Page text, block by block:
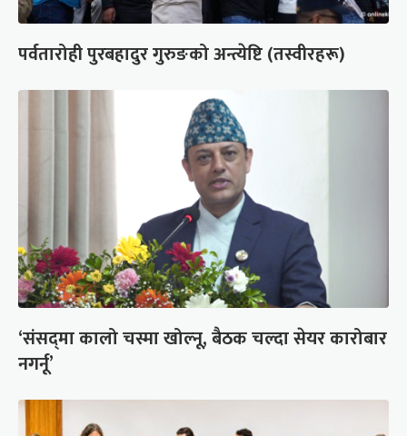
पर्वतारोही पुरबहादुर गुरुङको अन्त्येष्टि (तस्वीरहरू)
‘संसद्‍मा कालो चस्मा खोल्नू, बैठक चल्दा सेयर कारोबार
नगर्नू’